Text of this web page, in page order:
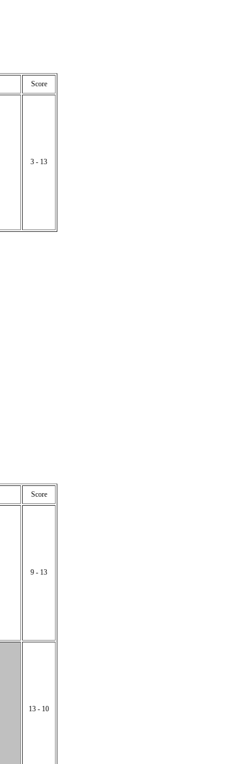
Score
3 - 13
Score
9 - 13
13 - 10